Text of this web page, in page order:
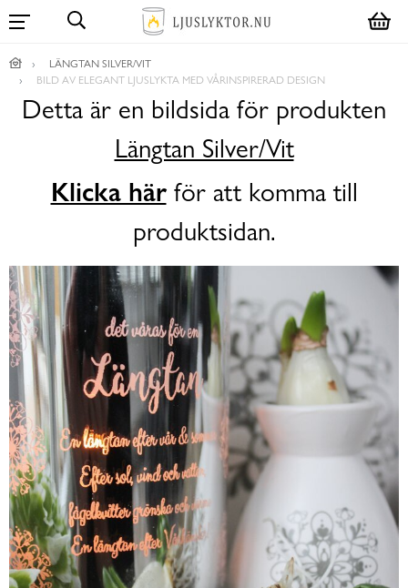
LÄNGTAN SILVER/VIT
BILD AV ELEGANT LJUSLYKTA MED VÅRINSPIRERAD DESIGN
Detta är en bildsida för produkten
Längtan Silver/Vit
Klicka härför att komma till
produktsidan.